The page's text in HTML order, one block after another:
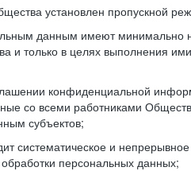
установлен пропускной
данным имеют минимально
и только в целях выполнения
конфиденциальной
со всеми работниками
субъектов;
систематическое и непрерывное
персональных данных;